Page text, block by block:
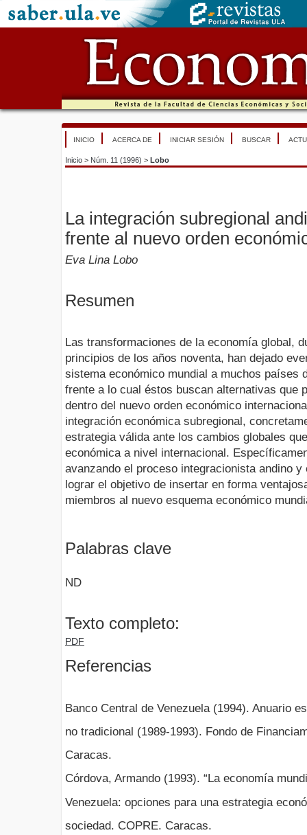
INICIO ACERCA DE INICIAR SESIÓN BUSCAR
Inicio > Núm. 11 (1996) > Lobo
La integración subregional
frente al nuevo orden
Eva Lina Lobo
Resumen
Las transformaciones de la economía global,
principios de los años noventa, han dejado
sistema económico mundial a muchos países
frente a lo cual éstos buscan alternativas que
dentro del nuevo orden económico
integración económica subregional,
estrategia válida ante los cambios globales
económica a nivel internacional.
avanzando el proceso integracionista andino
lograr el objetivo de insertar en forma
miembros al nuevo esquema económico
Palabras clave
ND
Texto completo:
PDF
Referencias
Banco Central de Venezuela (1994). Anuario
no tradicional (1989-1993). Fondo de
Caracas.
Córdova, Armando (1993). “La economía
Venezuela: opciones para una estrategia
sociedad. COPRE. Caracas.